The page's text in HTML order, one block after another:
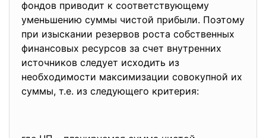
фондов приводит к соответствующему
уменьшению суммы чистой прибыли. Поэтому
при изыскании резервов роста собственных
финансовых ресурсов за счет внутренних
источников следует исходить из
необходимости максимизации совокупной их
суммы, т.е. из следующего критерия: